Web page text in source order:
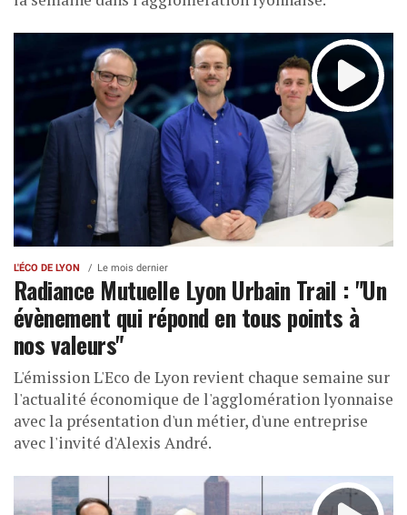
L'ÉCO DE LYON Le mois dernier
Radiance Mutuelle Lyon Urbain Trail : "Un
évènement qui répond en tous points à
nos valeurs"
L'émission L'Eco de Lyon revient chaque semaine sur
l'actualité économique de l'agglomération lyonnaise
avec la présentation d'un métier, d'une entreprise
avec l'invité d'Alexis André.